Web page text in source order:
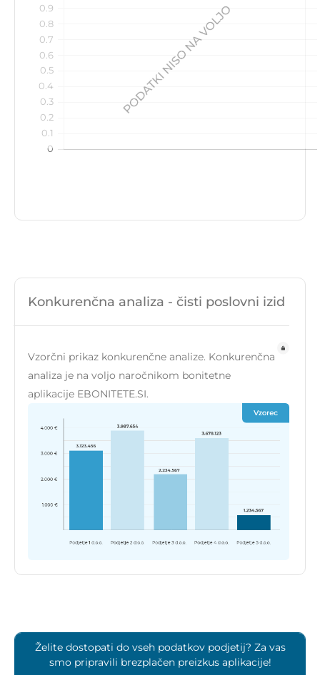
Konkurenčna analiza - čisti poslovni izid
Vzorčni prikaz konkurenčne analize. Konkurenčna
analiza je na voljo naročnikom bonitetne
aplikacije EBONITETE.SI.
Želite dostopati do vseh podatkov podjetij? Za vas
smo pripravili brezplačen preizkus aplikacije!